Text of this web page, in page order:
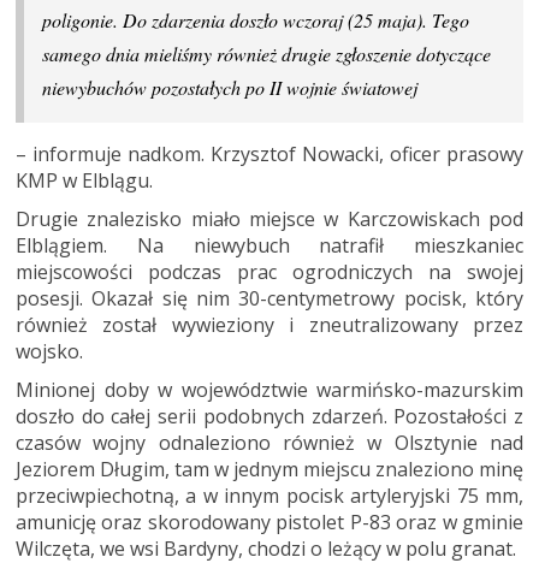
poligonie. Do zdarzenia doszło wczoraj (25 maja). Tego
samego dnia mieliśmy również drugie zgłoszenie dotyczące
niewybuchów pozostałych po II wojnie światowej
– informuje nadkom. Krzysztof Nowacki, oficer prasowy
KMP w Elblągu.
Drugie znalezisko miało miejsce w Karczowiskach pod
Elblągiem. Na niewybuch natrafił mieszkaniec
miejscowości podczas prac ogrodniczych na swojej
posesji. Okazał się nim 30-centymetrowy pocisk, który
również został wywieziony i zneutralizowany przez
wojsko.
Minionej doby w województwie warmińsko-mazurskim
doszło do całej serii podobnych zdarzeń. Pozostałości z
czasów wojny odnaleziono również w Olsztynie nad
Jeziorem Długim, tam w jednym miejscu znaleziono minę
przeciwpiechotną, a w innym pocisk artyleryjski 75 mm,
amunicję oraz skorodowany pistolet P-83 oraz w gminie
Wilczęta, we wsi Bardyny, chodzi o leżący w polu granat.